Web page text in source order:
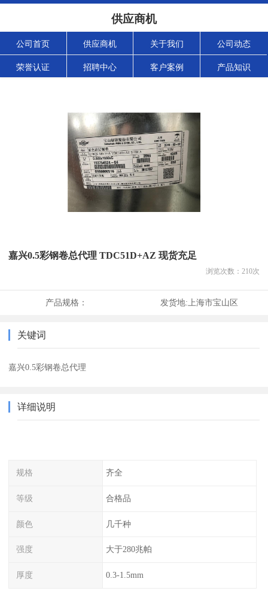
供应商机
公司首页 供应商机 关于我们 公司动态
荣誉认证 招聘中心 客户案例 产品知识
嘉兴0.5彩钢卷总代理 TDC51D+AZ 现货充足
浏览次数： 210次
产品规格： 发货地: 上海市宝山区
关键词
嘉兴0.5彩钢卷总代理
详细说明
规格 齐全
等级 合格品
颜色 几千种
强度 大于280兆帕
厚度 0.3-1.5mm